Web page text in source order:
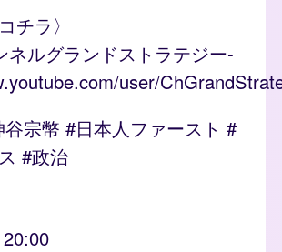
チラ〉
ネルグランドストラテジー-
user/
宗幣 #日本人ファースト #
#政治